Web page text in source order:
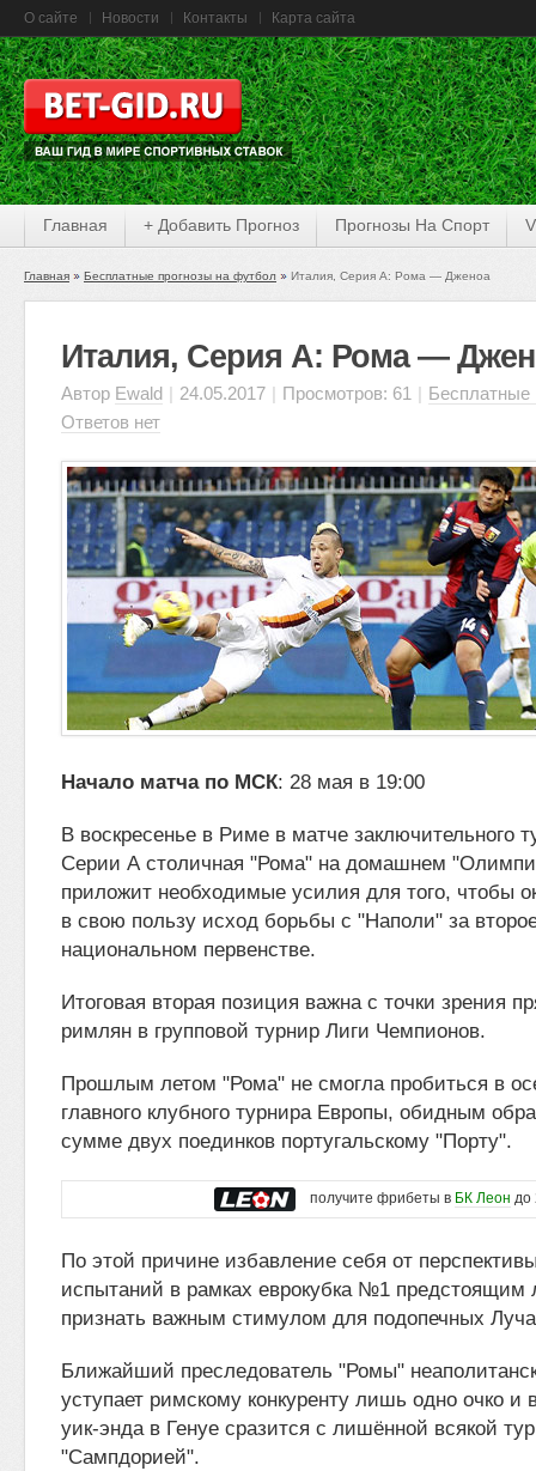
О сайте Новости Контакты Карта сайта
Главная + Добавить Прогноз Прогнозы На Спорт
Главная Бесплатные прогнозы на футбол Италия, Серия А: Рома — Дженоа
Италия, Серия А: Рома —
Автор Ewald | 24.05.2017 | Просмотров: 61 | Бесплатные
Ответов нет
Начало матча по МСК: 28 мая в 19:00
В воскресенье в Риме в матче заключительного
Серии А столичная "Рома" на домашнем
приложит необходимые усилия для того, чтобы
в свою пользу исход борьбы с "Наполи" за
национальном первенстве.
Итоговая вторая позиция важна с точки зрения
римлян в групповой турнир Лиги Чемпионов.
Прошлым летом "Рома" не смогла пробиться в
главного клубного турнира Европы, обидным
сумме двух поединков португальскому "Порту".
получите фрибеты в БК Леон до
По этой причине избавление себя от
испытаний в рамках еврокубка №1 предстоящим
признать важным стимулом для подопечных
Ближайший преследователь "Ромы"
уступает римскому конкуренту лишь одно очко и
уик-энда в Генуе сразится с лишённой всякой
"Сампдорией".